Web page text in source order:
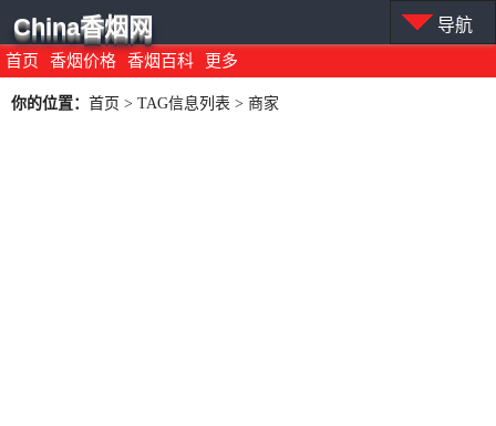
首页 香烟价格 香烟百科 更多
China香烟网 导航
你的位置： 首页 > TAG信息列表 > 商家